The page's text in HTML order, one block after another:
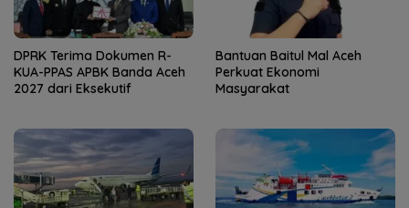
DPRK Terima Dokumen R-
KUA-PPAS APBK Banda Aceh
2027 dari Eksekutif
Bantuan Baitul Mal Aceh
Perkuat Ekonomi
Masyarakat